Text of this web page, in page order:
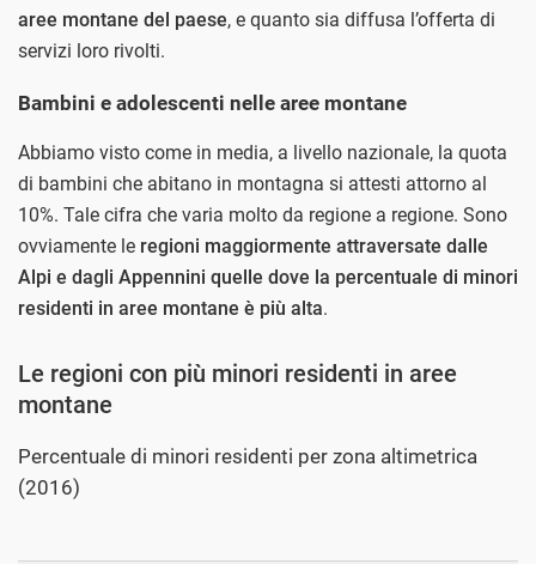
aree montane del paese, e quanto sia diffusa l’offerta di
servizi loro rivolti.
Bambini e adolescenti nelle aree montane
Abbiamo visto come in media, a livello nazionale, la quota
di bambini che abitano in montagna si attesti attorno al
10%. Tale cifra che varia molto da regione a regione. Sono
ovviamente le regioni maggiormente attraversate dalle
Alpi e dagli Appennini quelle dove la percentuale di minori
residenti in aree montane è più alta.
Le regioni con più minori residenti in aree
montane
Percentuale di minori residenti per zona altimetrica
(2016)